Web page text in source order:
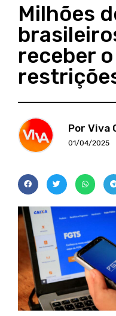
Milhões
receber o
Por Viva
01/04/2025